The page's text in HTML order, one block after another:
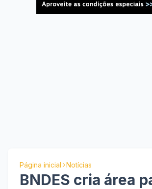
Página inicial Notícias
BNDES cria área